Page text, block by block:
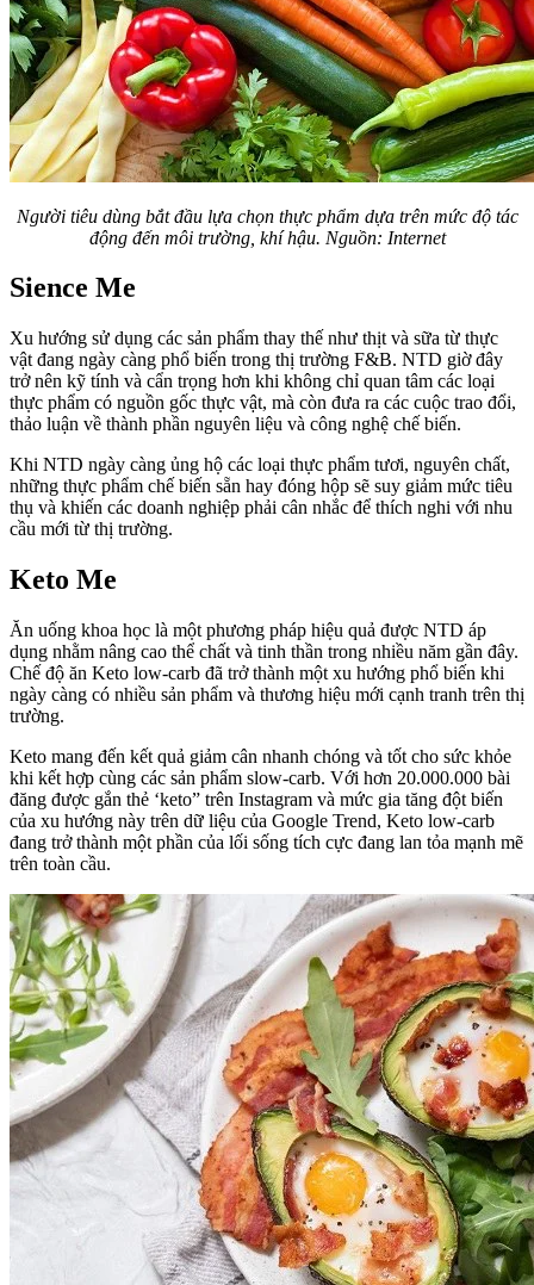
Người tiêu dùng bắt đầu lựa chọn thực phẩm dựa trên mức độ tác
động đến môi trường, khí hậu. Nguồn: Internet
Sience Me
Xu hướng sử dụng các sản phẩm thay thế như thịt và sữa từ thực
vật đang ngày càng phổ biến trong thị trường F&B. NTD giờ đây
trở nên kỹ tính và cẩn trọng hơn khi không chỉ quan tâm các loại
thực phẩm có nguồn gốc thực vật, mà còn đưa ra các cuộc trao đổi,
thảo luận về thành phần nguyên liệu và công nghệ chế biến.
Khi NTD ngày càng ủng hộ các loại thực phẩm tươi, nguyên chất,
những thực phẩm chế biến sẵn hay đóng hộp sẽ suy giảm mức tiêu
thụ và khiến các doanh nghiệp phải cân nhắc để thích nghi với nhu
cầu mới từ thị trường.
Keto Me
Ăn uống khoa học là một phương pháp hiệu quả được NTD áp
dụng nhằm nâng cao thể chất và tinh thần trong nhiều năm gần đây.
Chế độ ăn Keto low-carb đã trở thành một xu hướng phổ biến khi
ngày càng có nhiều sản phẩm và thương hiệu mới cạnh tranh trên thị
trường.
Keto mang đến kết quả giảm cân nhanh chóng và tốt cho sức khỏe
khi kết hợp cùng các sản phẩm slow-carb. Với hơn 20.000.000 bài
đăng được gắn thẻ ‘keto” trên Instagram và mức gia tăng đột biến
của xu hướng này trên dữ liệu của Google Trend, Keto low-carb
đang trở thành một phần của lối sống tích cực đang lan tỏa mạnh mẽ
trên toàn cầu.